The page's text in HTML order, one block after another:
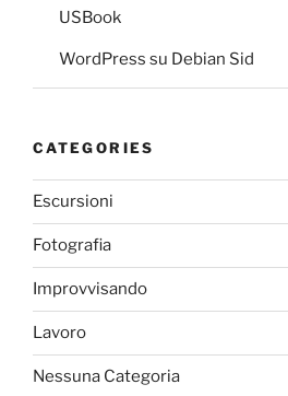
USBook
WordPress su Debian Sid
CATEGORIES
Escursioni
Fotografia
Improvvisando
Lavoro
Nessuna Categoria